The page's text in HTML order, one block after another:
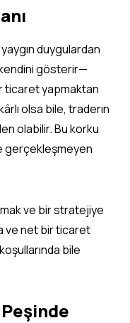
duygulardan
gösterir—
ticaret yapmaktan
olsa bile, traderın
olabilir. Bu korku
gerçekleşmeyen
ve bir stratejiye
ve net bir ticaret
bile